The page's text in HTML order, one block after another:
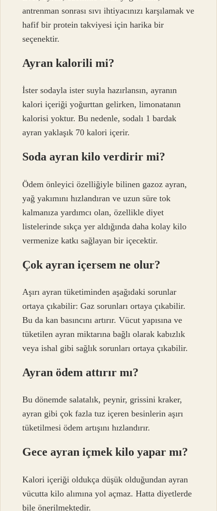
antrenman sonrası sıvı ihtiyacınızı karşılamak ve
hafif bir protein takviyesi için harika bir
seçenektir.
Ayran kalorili mi?
İster sodayla ister suyla hazırlansın, ayranın
kalori içeriği yoğurttan gelirken, limonatanın
kalorisi yoktur. Bu nedenle, sodalı 1 bardak
ayran yaklaşık 70 kalori içerir.
Soda ayran kilo verdirir mi?
Ödem önleyici özelliğiyle bilinen gazoz ayran,
yağ yakımını hızlandıran ve uzun süre tok
kalmanıza yardımcı olan, özellikle diyet
listelerinde sıkça yer aldığında daha kolay kilo
vermenize katkı sağlayan bir içecektir.
Çok ayran içersem ne olur?
Aşırı ayran tüketiminden aşağıdaki sorunlar
ortaya çıkabilir: Gaz sorunları ortaya çıkabilir.
Bu da kan basıncını artırır. Vücut yapısına ve
tüketilen ayran miktarına bağlı olarak kabızlık
veya ishal gibi sağlık sorunları ortaya çıkabilir.
Ayran ödem attırır mı?
Bu dönemde salatalık, peynir, grissini kraker,
ayran gibi çok fazla tuz içeren besinlerin aşırı
tüketilmesi ödem artışını hızlandırır.
Gece ayran içmek kilo yapar mı?
Kalori içeriği oldukça düşük olduğundan ayran
vücutta kilo alımına yol açmaz. Hatta diyetlerde
bile önerilmektedir.